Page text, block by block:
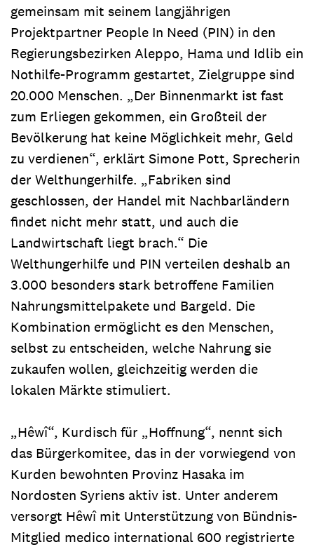
gemeinsam mit seinem langjährigen
Projektpartner People In Need (PIN) in den
Regierungsbezirken Aleppo, Hama und Idlib ein
Nothilfe-Programm gestartet, Zielgruppe sind
20.000 Menschen. „Der Binnenmarkt ist fast
zum Erliegen gekommen, ein Großteil der
Bevölkerung hat keine Möglichkeit mehr, Geld
zu verdienen“, erklärt Simone Pott, Sprecherin
der Welthungerhilfe. „Fabriken sind
geschlossen, der Handel mit Nachbarländern
findet nicht mehr statt, und auch die
Landwirtschaft liegt brach.“ Die
Welthungerhilfe und PIN verteilen deshalb an
3.000 besonders stark betroffene Familien
Nahrungsmittelpakete und Bargeld. Die
Kombination ermöglicht es den Menschen,
selbst zu entscheiden, welche Nahrung sie
zukaufen wollen, gleichzeitig werden die
lokalen Märkte stimuliert.
„Hêwî“, Kurdisch für „Hoffnung“, nennt sich
das Bürgerkomitee, das in der vorwiegend von
Kurden bewohnten Provinz Hasaka im
Nordosten Syriens aktiv ist. Unter anderem
versorgt Hêwî mit Unterstützung von Bündnis-
Mitglied medico international 600 registrierte